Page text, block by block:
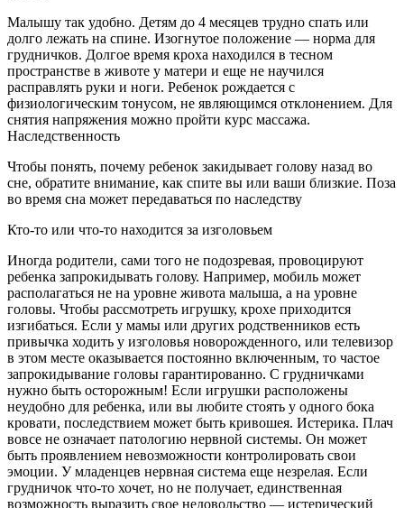
Малышу так удобно. Детям до 4 месяцев трудно спать или
долго лежать на спине. Изогнутое положение — норма для
грудничков. Долгое время кроха находился в тесном
пространстве в животе у матери и еще не научился
расправлять руки и ноги. Ребенок рождается с
физиологическим тонусом, не являющимся отклонением. Для
снятия напряжения можно пройти курс массажа.
Наследственность
Чтобы понять, почему ребенок закидывает голову назад во
сне, обратите внимание, как спите вы или ваши близкие. Поза
во время сна может передаваться по наследству
Кто-то или что-то находится за изголовьем
Иногда родители, сами того не подозревая, провоцируют
ребенка запрокидывать голову. Например, мобиль может
располагаться не на уровне живота малыша, а на уровне
головы. Чтобы рассмотреть игрушку, крохе приходится
изгибаться. Если у мамы или других родственников есть
привычка ходить у изголовья новорожденного, или телевизор
в этом месте оказывается постоянно включенным, то частое
запрокидывание головы гарантированно. С грудничками
нужно быть осторожным! Если игрушки расположены
неудобно для ребенка, или вы любите стоять у одного бока
кровати, последствием может быть кривошея. Истерика. Плач
вовсе не означает патологию нервной системы. Он может
быть проявлением невозможности контролировать свои
эмоции. У младенцев нервная система еще незрелая. Если
грудничок что-то хочет, но не получает, единственная
возможность выразить свое недовольство — истерический